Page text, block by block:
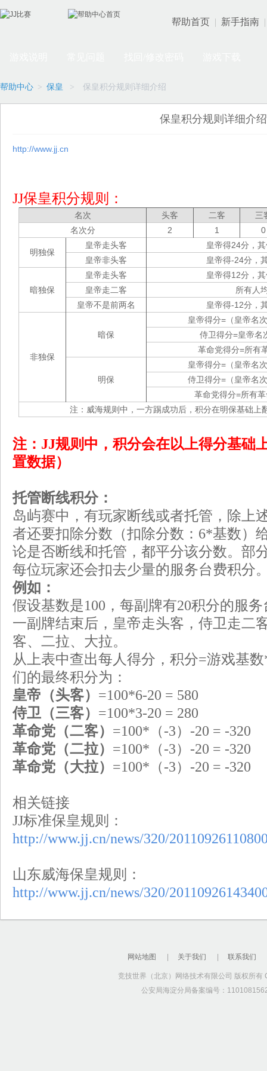
帮助首页 | 新手指南 |
帮助中心 > 保皇 > 保皇积分规则详细介绍
保皇积分规则详细介绍
http://www.jj.cn
JJ保皇积分规则：
名次 头客 二客
三
名次分
2 1 0
明独保
皇帝走头客
皇帝得24分，
皇帝非头客
皇帝得-24分，
暗独保
皇帝走头客
皇帝得12分，
皇帝走二客
所有人
皇帝不是前两名
皇帝得-12分，
非独保
暗保
皇帝得分=（皇帝名
侍卫得分=皇帝名
革命党得分=所有
明保
皇帝得分=（皇帝名
侍卫得分=（皇帝名
革命党得分=所有
注：威海规则中，一方踢成功后，积分在明保基础上
注：JJ规则中，积分会在以上得分基础
置数据）
托管断线积分：
岛屿赛中，有玩家断线或者托管，除上
者还要扣除分数（扣除分数：6*基数）
论是否断线和托管，都平分该分数。部
每位玩家还会扣去少量的服务台费积分
例如：
假设基数是100，每副牌有20积分的服务
一副牌结束后，皇帝走头客，侍卫走二
客、二拉、大拉。
从上表中查出每人得分，积分=游戏基
们的最终积分为：
皇帝（头客） =100*6-20 = 580
侍卫（三客） =100*3-20 = 280
革命党（二客） =100*（-3）-20 = -320
革命党（二拉） =100*（-3）-20 = -320
革命党（大拉） =100*（-3）-20 = -320
相关链接
JJ标准保皇规则：
http://www.jj.cn/news/320/
山东威海保皇规则：
http://www.jj.cn/news/320/
网站地图 关于我们 联系我们
竞技世界（北京）网络技术有限公司 版权所
公安局海淀分局备案编号：